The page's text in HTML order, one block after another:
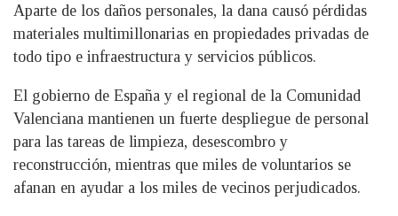
Aparte de los daños personales, la dana causó pérdidas
materiales multimillonarias en propiedades privadas de
todo tipo e infraestructura y servicios públicos.
El gobierno de España y el regional de la Comunidad
Valenciana mantienen un fuerte despliegue de personal
para las tareas de limpieza, desescombro y
reconstrucción, mientras que miles de voluntarios se
afanan en ayudar a los miles de vecinos perjudicados.